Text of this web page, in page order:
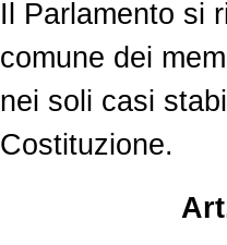
Il Parlamento si
comune dei
nei soli casi
Costituzione.